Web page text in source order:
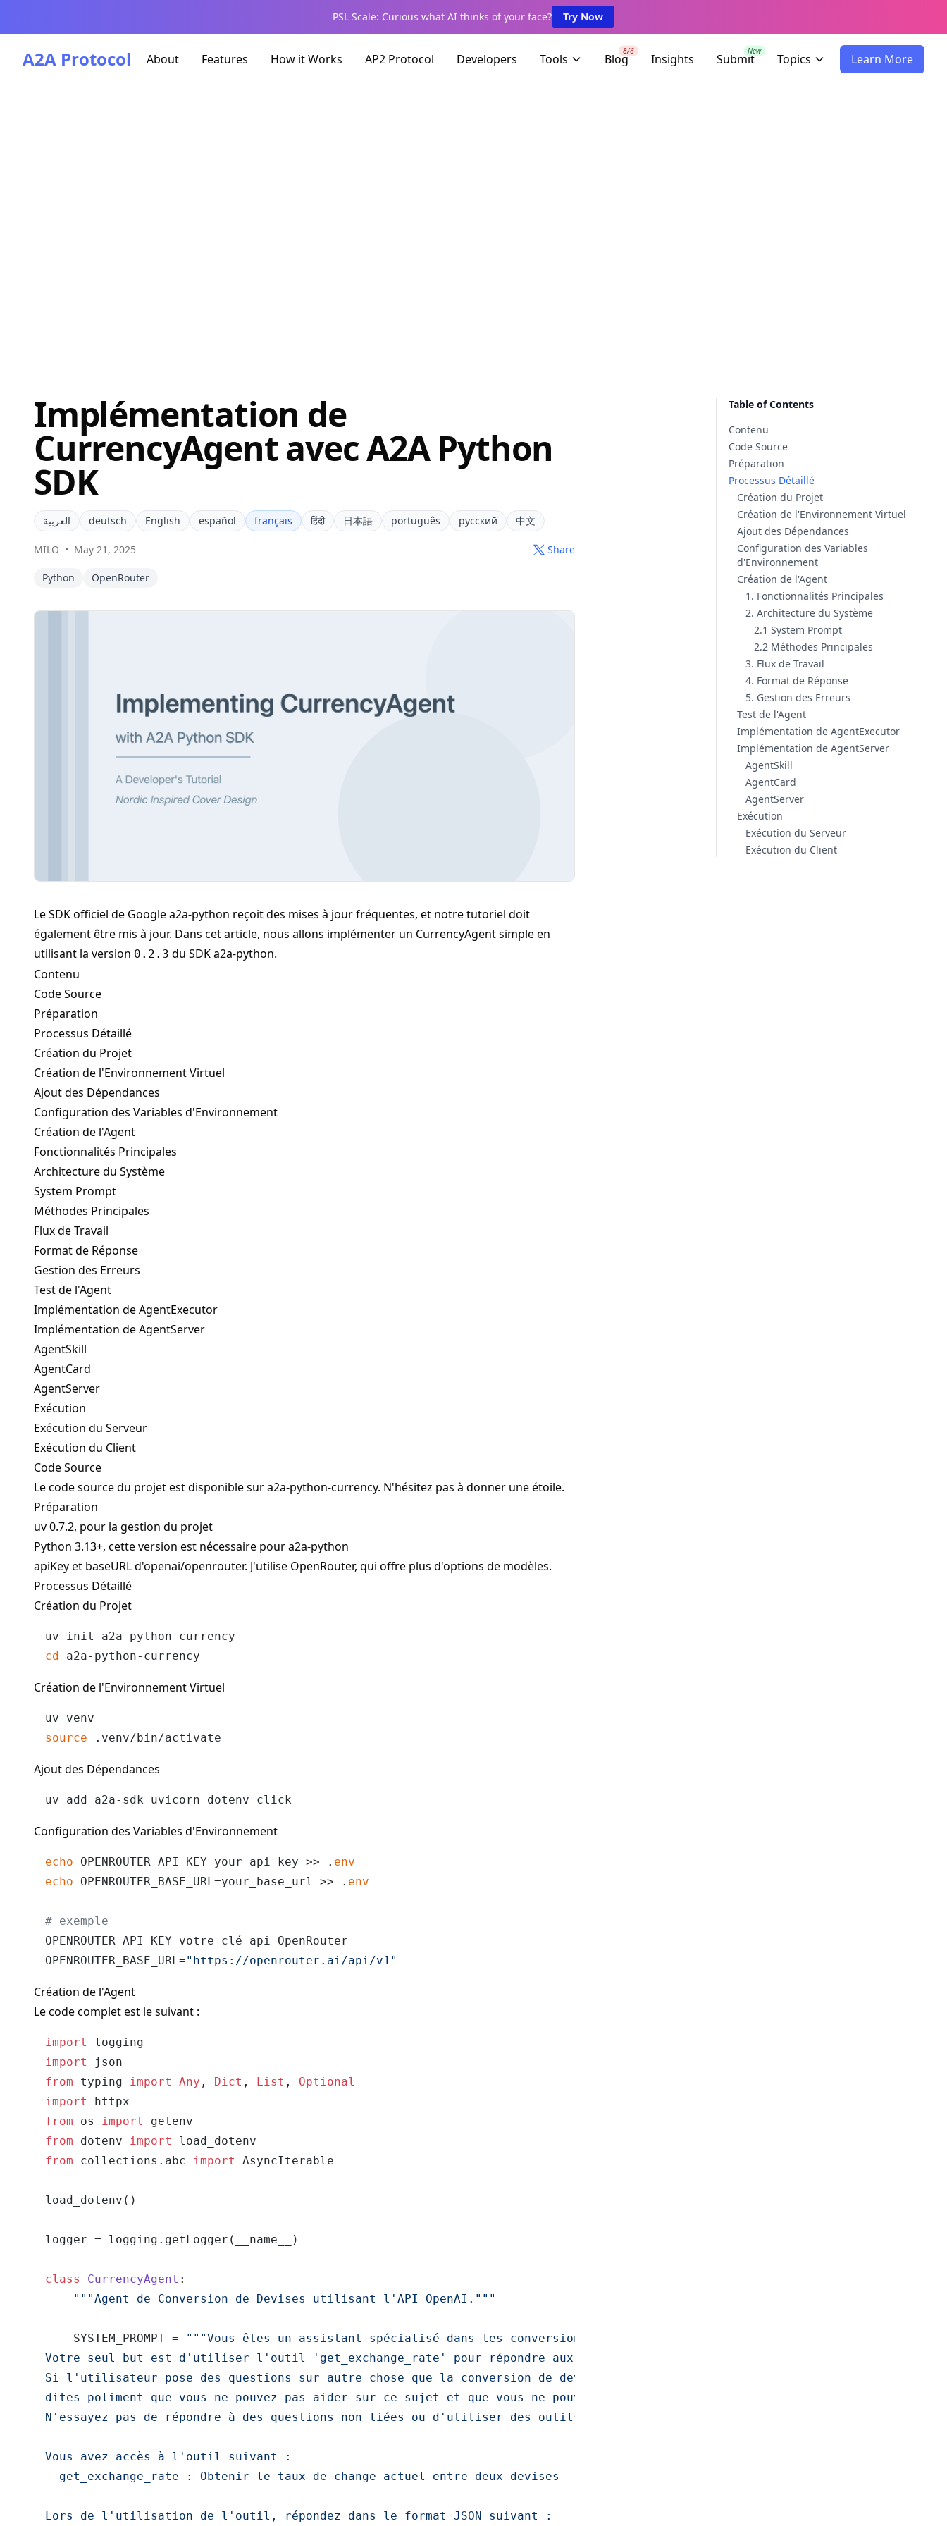
PSL Scale: Curious what AI thinks of your face? Try Now
A2A Protocol About Features How it Works AP2 Protocol Developers Tools Blog
8/6
Insights Submit
New
Topics Learn More
Implémentation de
CurrencyAgent avec A2A Python
SDK
العربية deutsch English español français हिंदी 日本語 português русский 中文
MILO • May 21, 2025 Share
Python OpenRouter
Le SDK officiel de Googlea2a-python reçoit des mises à jour fréquentes, et notre tutoriel doit
également être mis à jour. Dans cet article, nous allons implémenter un CurrencyAgent simple en
utilisant la version 0.2.3 du SDK a2a-python.
Contenu
Code Source
Préparation
Processus Détaillé
Création du Projet
Création de l'Environnement Virtuel
Ajout des Dépendances
Configuration des Variables d'Environnement
Création de l'Agent
Fonctionnalités Principales
Architecture du Système
System Prompt
Méthodes Principales
Flux de Travail
Format de Réponse
Gestion des Erreurs
Test de l'Agent
Implémentation de AgentExecutor
Implémentation de AgentServer
AgentSkill
AgentCard
AgentServer
Exécution
Exécution du Serveur
Exécution du Client
Code Source
Le code source du projet est disponible sura2a-python-currency. N'hésitez pas à donner une étoile.
Préparation
uv0.7.2, pour la gestion du projet
Python 3.13+, cette version est nécessaire pour a2a-python
apiKey et baseURL d'openai/openrouter. J'utilise OpenRouter, qui offre plus d'options de modèles.
Processus Détaillé
Création du Projet
cd
Création de l'Environnement Virtuel
source
Ajout des Dépendances
Configuration des Variables d'Environnement
echo OPENROUTER_API_KEY=your_api_key >> . env
echo OPENROUTER_BASE_URL=your_base_url >> . env
# exemple
OPENROUTER_API_KEY=votre_clé_api_OpenRouter
OPENROUTER_BASE_URL="https://openrouter.ai/api/v1"
Création de l'Agent
Le code complet est le suivant :
import
import
from typing import Any , Dict , List , Optional
import
from os import
from dotenv import
from collections.abc import AsyncIterable
load_dotenv()
logger = logging.getLogger(__name__)
class CurrencyAgent :
"""Agent de Conversion de Devises utilisant l'API OpenAI."""
    SYSTEM_PROMPT =
"""Vous êtes un assistant spécialisé dans les conversions de devises.
Votre seul but est d'utiliser l'outil 'get_exchange_rate' pour répondre aux questions sur les taux de change.
Si l'utilisateur pose des questions sur autre chose que la conversion de devises ou les taux de change,
dites poliment que vous ne pouvez pas aider sur ce sujet et que vous ne pouvez assister que pour les questions liées aux
N'essayez pas de répondre à des questions non liées ou d'utiliser des outils à d'autres fins.
Vous avez accès à l'outil suivant :
- get_exchange_rate : Obtenir le taux de change actuel entre deux devises
Lors de l'utilisation de l'outil, répondez dans le format JSON suivant :
Table of Contents
Contenu
Code Source
Préparation
Processus Détaillé
Création du Projet
Création de l'Environnement Virtuel
Ajout des Dépendances
Configuration des Variables
d'Environnement
Création de l'Agent
1. Fonctionnalités Principales
2. Architecture du Système
2.1 System Prompt
2.2 Méthodes Principales
3. Flux de Travail
4. Format de Réponse
5. Gestion des Erreurs
Test de l'Agent
Implémentation de AgentExecutor
Implémentation de AgentServer
AgentSkill
AgentCard
AgentServer
Exécution
Exécution du Serveur
Exécution du Client